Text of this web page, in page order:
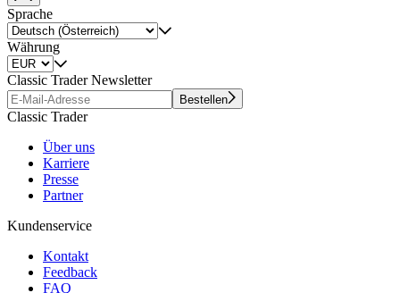
Sprache
Währung
Classic Trader Newsletter
Bestellen
Classic Trader
Über uns
Karriere
Presse
Partner
Kundenservice
Kontakt
Feedback
FAQ